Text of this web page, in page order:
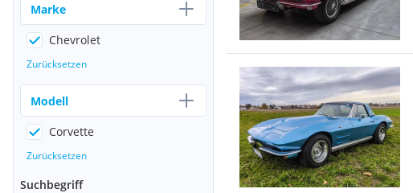
Marke
Chevrolet
Zurücksetzen
Modell
Corvette
Zurücksetzen
Suchbegriff